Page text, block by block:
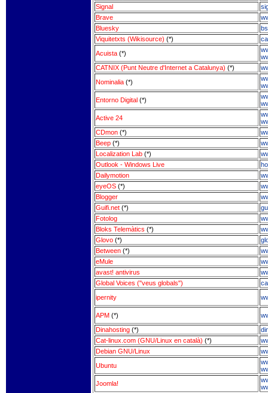
Signal
Brave
Bluesky
Viquitetxts (Wikisource) (*)
Acuista (*)
CATNIX (Punt Neutre d'Internet a Catalunya) (*)
Nominalia (*)
Entorno Digital (*)
Active 24
CDmon (*)
Beep (*)
Localization Lab (*)
Outlook - Windows Live
Dailymotion
eyeOS (*)
Blogger
Guifi.net (*)
Fotolog
Bloks Telemàtics (*)
Glovo (*)
Between (*)
eMule
avast! antivirus
Global Voices ("veus globals")
ipernity
APM (*)
Dinahosting (*)
Cat-linux.com (GNU/Linux en català) (*)
Debian GNU/Linux
Ubuntu
Joomla!